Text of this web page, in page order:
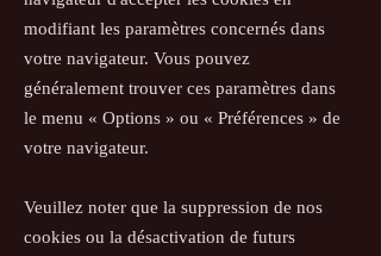
modifiant les paramètres concernés dans
votre navigateur. Vous pouvez
généralement trouver ces paramètres dans
le menu « Options » ou « Préférences » de
votre navigateur.
Veuillez noter que la suppression de nos
cookies ou la désactivation de futurs